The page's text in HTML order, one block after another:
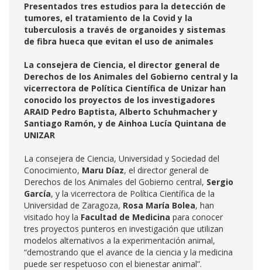
Presentados tres estudios para la detección de
tumores, el tratamiento de la Covid y la
tuberculosis a través de organoides y sistemas
de fibra hueca que evitan el uso de animales
La consejera de Ciencia, el director general de
Derechos de los Animales del Gobierno central y la
vicerrectora de Política Científica de Unizar han
conocido los proyectos de los investigadores
ARAID Pedro Baptista, Alberto Schuhmacher y
Santiago Ramón, y de Ainhoa Lucía Quintana de
UNIZAR
La consejera de Ciencia, Universidad y Sociedad del
Conocimiento, Maru Díaz, el director general de
Derechos de los Animales del Gobierno central, Sergio
García, y la vicerrectora de Política Científica de la
Universidad de Zaragoza, Rosa María Bolea, han
visitado hoy la Facultad de Medicina para conocer
tres proyectos punteros en investigación que utilizan
modelos alternativos a la experimentación animal,
“demostrando que el avance de la ciencia y la medicina
puede ser respetuoso con el bienestar animal”.